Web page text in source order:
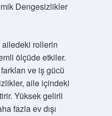
Dengesizlikler
rollerin
ölçüde etkiler.
ve iş gücü
aile içindeki
Yüksek gelirli
fazla ev dışı